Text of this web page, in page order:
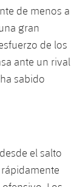
de menos a
gran
de los
ante un rival
sabido
el salto